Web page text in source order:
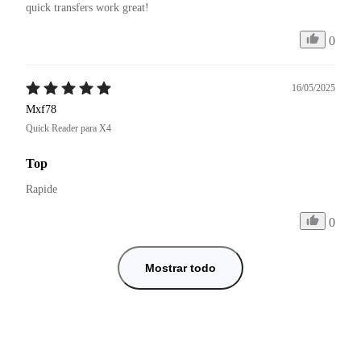
quick transfers work great!
0
16/05/2025
Mxf78
Quick Reader para X4
Top
Rapide
0
Mostrar todo